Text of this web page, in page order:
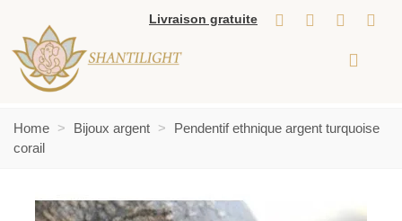
Livraison gratuite
Home > Bijoux argent >
Pendentif ethnique argent turquoise
corail